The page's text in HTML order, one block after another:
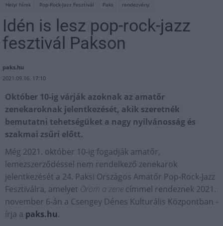
Helyi hírek Pop-Rock-Jazz Fesztivál Paks rendezvény
Idén is lesz pop-rock-jazz
fesztivál Pakson
paks.hu
2021.09.16. 17:10
Október 10-ig várják azoknak az amatőr
zenekaroknak jelentkezését, akik szeretnék
bemutatni tehetségüket a nagy nyilvánosság és
szakmai zsűri előtt.
Még 2021. október 10-ig fogadják amatőr,
lemezszerződéssel nem rendelkező zenekarok
jelentkezését a 24. Paksi Országos Amatőr Pop-Rock-Jazz
Fesztiválra, amelyet Öröm a zene címmel rendeznek 2021.
november 6-án a Csengey Dénes Kulturális Központban -
írja a paks.hu.